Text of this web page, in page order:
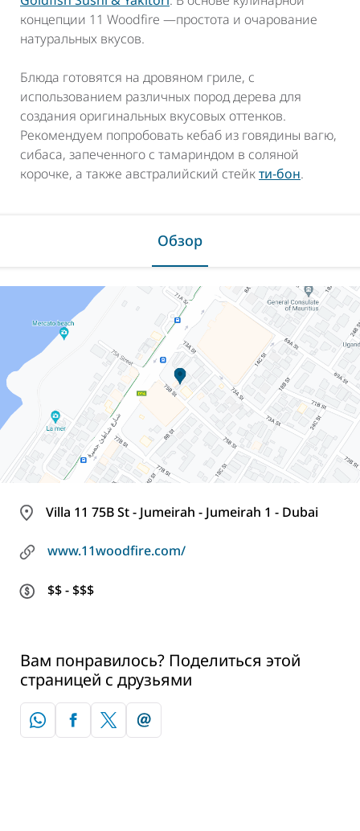
концепции 11 Woodfire —простота и очарование
натуральных вкусов.
Блюда готовятся на дровяном гриле, с
использованием различных пород дерева для
создания оригинальных вкусовых оттенков.
Рекомендуем попробовать кебаб из говядины вагю,
сибаса, запеченного с тамариндом в соляной
корочке, а также австралийский стейкти-бон.
Обзор
Villa 11 75B St - Jumeirah - Jumeirah 1 - Dubai
www.11woodfire.com/
$$ - $$$
Вам понравилось? Поделиться этой
страницей с друзьями